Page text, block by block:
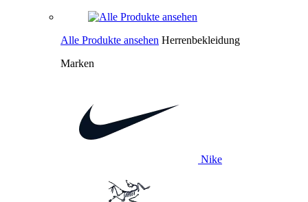
Alle Produkte ansehen Herrenbekleidung
Marken
Nike